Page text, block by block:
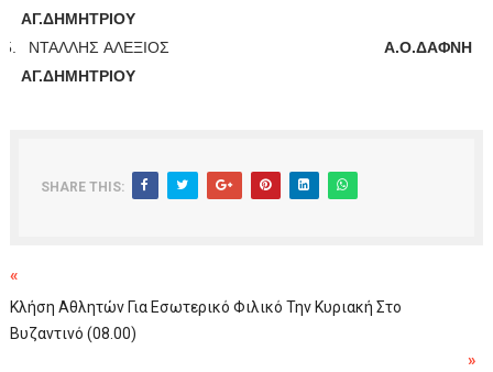
ΑΓ.ΔΗΜΗΤΡΙΟΥ
ΝΤΑΛΛΗΣ ΑΛΕΞΙΟΣ
Α.Ο.ΔΑΦΝΗ
ΑΓ.ΔΗΜΗΤΡΙΟΥ
SHARE THIS:
«
Κλήση Αθλητών Για Εσωτερικό Φιλικό Την Κυριακή Στο
Βυζαντινό (08.00)
»